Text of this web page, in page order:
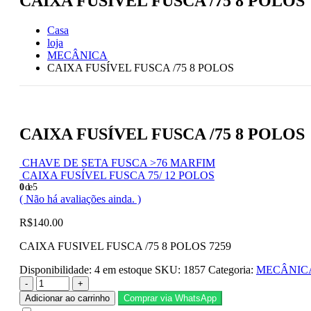
Casa
loja
MECÂNICA
CAIXA FUSÍVEL FUSCA /75 8 POLOS
CAIXA FUSÍVEL FUSCA /75 8 POLOS
CHAVE DE SETA FUSCA >76 MARFIM
CAIXA FUSÍVEL FUSCA 75/ 12 POLOS
0de 5
( Não há avaliações ainda. )
R$140.00
CAIXA FUSIVEL FUSCA /75 8 POLOS 7259
Disponibilidade: 4 em estoque SKU: 1857 Categoria:
-
+
Adicionar ao carrinho
Comprar via WhatsApp